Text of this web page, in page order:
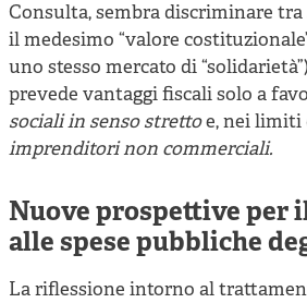
Consulta, sembra discriminare
il medesimo “valore
uno stesso mercato di
prevede vantaggi fiscali solo a
socialiin senso strettoe, nei limiti
imprenditori non commerciali.
Nuove prospettive per
alle spese pubbliche
La riflessione intorno al